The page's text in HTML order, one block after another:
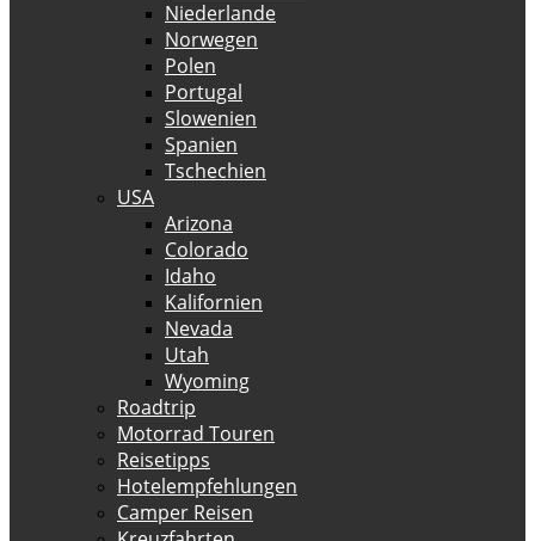
Niederlande
Norwegen
Polen
Portugal
Slowenien
Spanien
Tschechien
USA
Arizona
Colorado
Idaho
Kalifornien
Nevada
Utah
Wyoming
Roadtrip
Motorrad Touren
Reisetipps
Hotelempfehlungen
Camper Reisen